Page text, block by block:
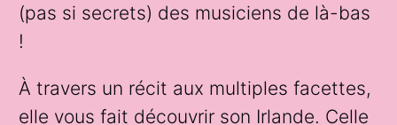
(pas si secrets) des musiciens de là-bas
!
À travers un récit aux multiples facettes,
elle vous fait découvrir son Irlande. Celle